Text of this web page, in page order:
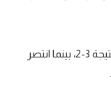
فقد فاز المنتخب السعودي على إندونيسيا بنتيجة 3-2، بينما انتصر